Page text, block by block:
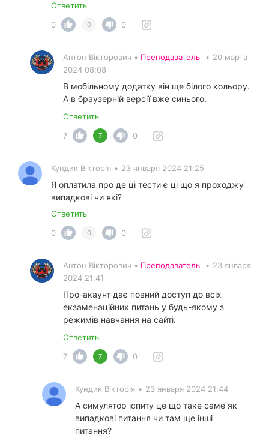
Ответить
0
0 0
Антон Вікторович • Преподаватель • 20 марта
2024 08:08
В мобільному додатку він ще білого кольору.
А в браузерній версії вже синього.
Ответить
7
7 0
Кундик Вікторія • 23 января 2024 21:25
Я оплатила про де ці тести є ці що я проходжу
випадкові чи які?
Ответить
0
0 0
Антон Вікторович • Преподаватель • 23 января
2024 21:41
Про-акаунт дає повний доступ до всіх
екзаменаційних питань у будь-якому з
режимів навчання на сайті.
Ответить
7
7 0
Кундик Вікторія • 23 января 2024 21:44
А симулятор іспиту це що таке саме як
випадкові питання чи там ще інші
питання?